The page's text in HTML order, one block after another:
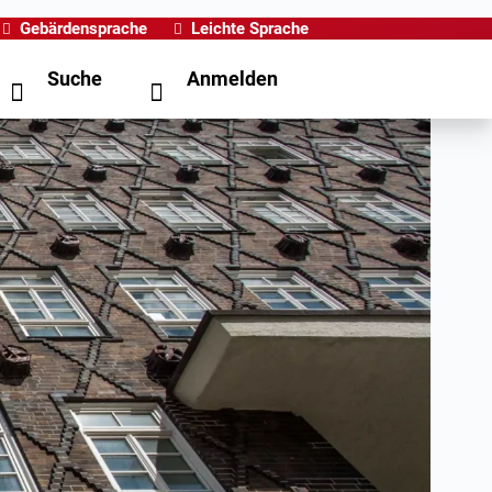
Gebärdensprache Leichte Sprache
Suche Anmelden